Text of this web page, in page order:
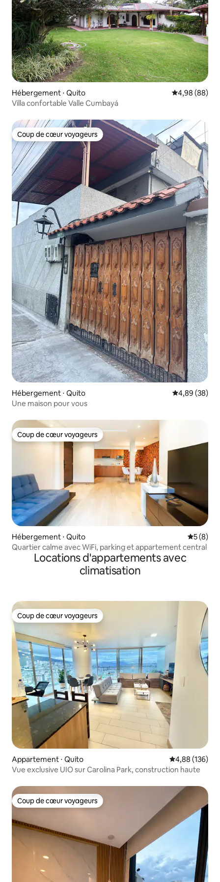
Hébergement ⋅ Quito Évaluation
4,98 (88)
Villa confortable Valle Cumbayá
Coup de cœur voyageurs
Coup de cœur voyageurs
Hébergement ⋅ Quito Évaluation
4,89 (38)
Une maison pour vous
Coup de cœur voyageurs
Coup de cœur voyageurs
Hébergement ⋅ Quito
5 (8)
Quartier calme avec WiFi, parking et appartement central
Locations d'appartements avec
climatisation
Coup de cœur voyageurs
Coup de cœur voyageurs
Appartement ⋅ Quito Évaluation
4,88 (136)
Vue exclusive UIO sur Carolina Park, construction haute
Coup de cœur voyageurs
Coup de cœur voyageurs